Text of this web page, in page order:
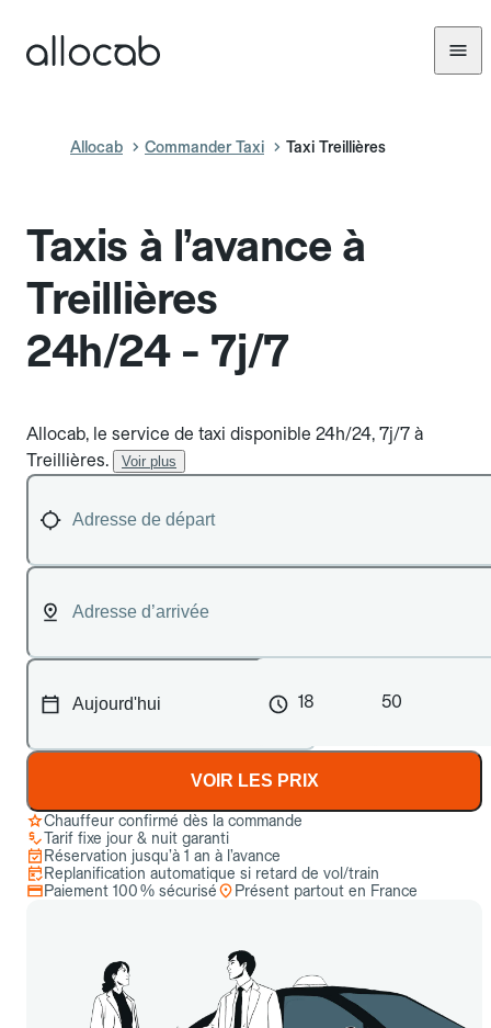
Allocab Commander Taxi Taxi Treillières
Taxis à l’avance à
Treillières
24h/24 - 7j/7
Allocab, le service de taxi disponible 24h/24, 7j/7 à
Treillières.
Voir plus
18 50
VOIR LES PRIX
Chauffeur confirmé dès la commande
Tarif fixe jour & nuit garanti
Réservation jusqu’à 1 an à l’avance
Replanification automatique si retard de vol/train
Paiement 100 % sécurisé
Présent partout en France